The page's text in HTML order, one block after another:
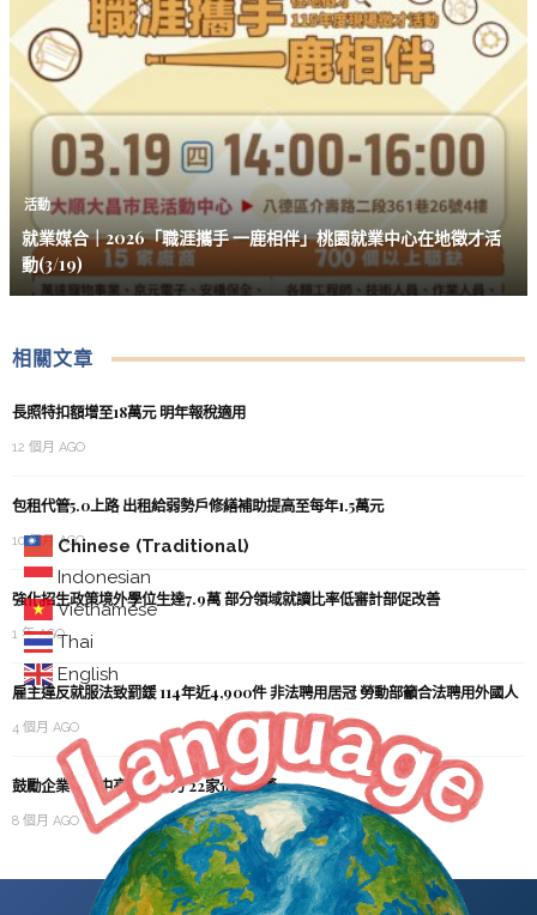
Chinese (Traditional)
Indonesian
Vietnamese
Thai
English
活動
就業媒合｜2026「職涯攜手 一鹿相伴」桃園就業中心在地徵才活
動(3/19)
相關文章
長照特扣額增至18萬元 明年報稅適用
12 個月 AGO
包租代管5.0上路 出租給弱勢戶修繕補助提高至每年1.5萬元
10 個月 AGO
強化招生政策境外學位生達7.9萬 部分領域就讀比率低審計部促改善
1 年 AGO
雇主違反就服法致罰鍰 114年近4,900件 非法聘用居冠 勞動部籲合法聘用外國人
4 個月 AGO
鼓勵企業善用中高齡勞動力 22家企業獲獎
8 個月 AGO